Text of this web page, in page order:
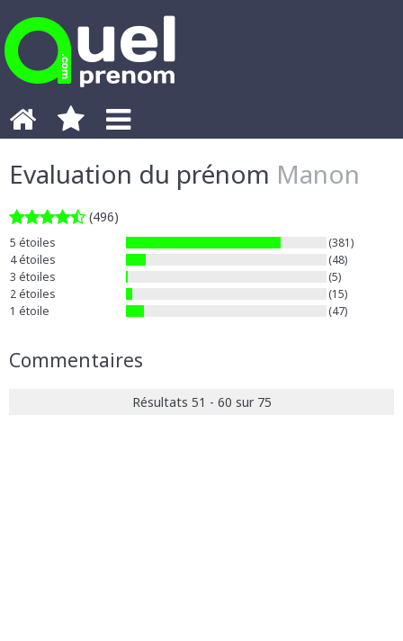
Evaluation du prénom Manon
(496)
5 étoiles
(381)
4 étoiles
(48)
3 étoiles
(5)
2 étoiles
(15)
1 étoile
(47)
Commentaires
Résultats 51 - 60 sur 75